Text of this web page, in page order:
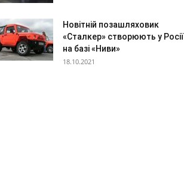
Новітній позашляховик
«Сталкер» створюють у Росії
на базі «Ниви»
18.10.2021